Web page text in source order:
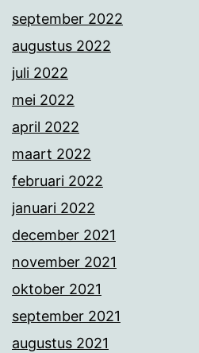
september 2022
augustus 2022
juli 2022
mei 2022
april 2022
maart 2022
februari 2022
januari 2022
december 2021
november 2021
oktober 2021
september 2021
augustus 2021